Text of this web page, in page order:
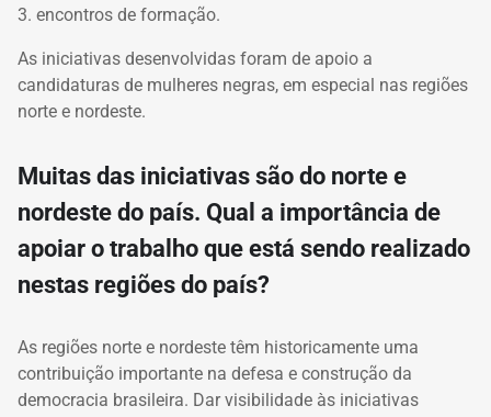
3. encontros de formação.
As iniciativas desenvolvidas foram de apoio a
candidaturas de mulheres negras, em especial nas regiões
norte e nordeste.
Muitas das iniciativas são do norte e
nordeste do país. Qual a importância de
apoiar o trabalho que está sendo realizado
nestas regiões do país?
As regiões norte e nordeste têm historicamente uma
contribuição importante na defesa e construção da
democracia brasileira. Dar visibilidade às iniciativas